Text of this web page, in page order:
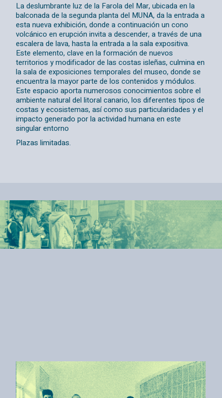
La deslumbrante luz de la Farola del Mar, ubicada en la
balconada de la segunda planta del MUNA, da la entrada a
esta nueva exhibición, donde a continuación un cono
volcánico en erupción invita a descender, a través de una
escalera de lava, hasta la entrada a la sala expositiva.
Este elemento, clave en la formación de nuevos
territorios y modificador de las costas isleñas, culmina en
la sala de exposiciones temporales del museo, donde se
encuentra la mayor parte de los contenidos y módulos.
Este espacio aporta numerosos conocimientos sobre el
ambiente natural del litoral canario, los diferentes tipos de
costas y ecosistemas, así como sus particularidades y el
impacto generado por la actividad humana en este
singular entorno
Plazas limitadas.